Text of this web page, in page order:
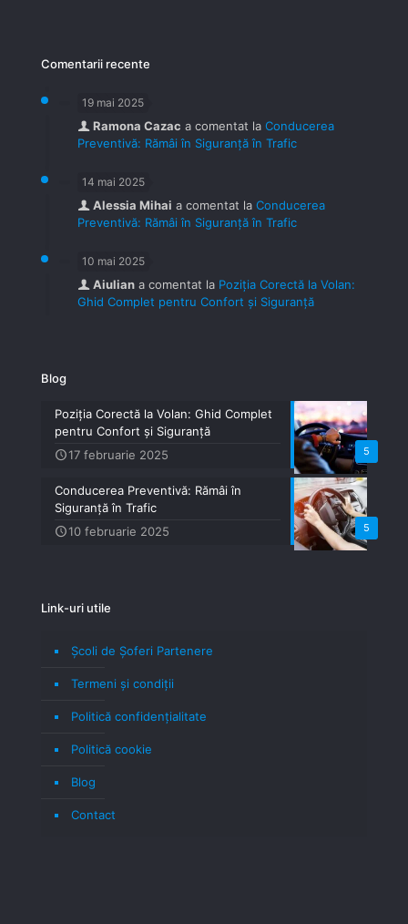
Comentarii recente
19 mai 2025
Ramona Cazac a comentat la Conducerea
Preventivă: Rămâi în Siguranță în Trafic
14 mai 2025
Alessia Mihai a comentat la Conducerea
Preventivă: Rămâi în Siguranță în Trafic
10 mai 2025
Aiulian a comentat la Poziția Corectă la Volan:
Ghid Complet pentru Confort și Siguranță
Blog
5
Poziția Corectă la Volan: Ghid Complet
pentru Confort și Siguranță
17 februarie 2025
5
Conducerea Preventivă: Rămâi în
Siguranță în Trafic
10 februarie 2025
Link-uri utile
Școli de Șoferi Partenere
Termeni şi condiţii
Politică confidenţialitate
Politică cookie
Blog
Contact